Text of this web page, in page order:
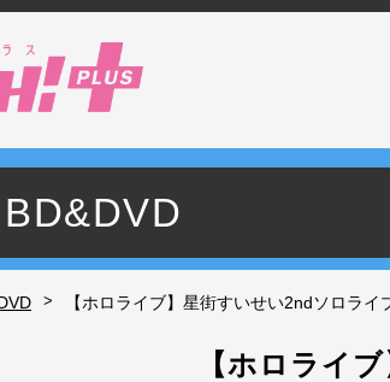
BD&DVD
> 【ホロライブ】星街すいせい2ndソロラ
【ホロライ